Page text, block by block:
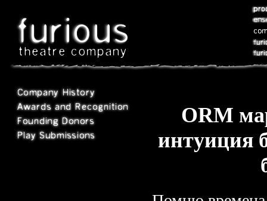
ORM
интуиция